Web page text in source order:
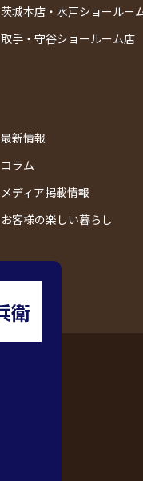
茨城本店・水戸ショールー
取手・守谷ショールーム店
最新情報
コラム
メディア掲載情報
お客様の楽しい暮らし